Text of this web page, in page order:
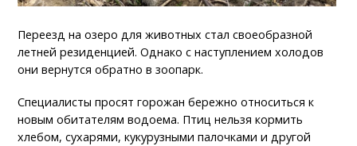
Переезд на озеро для животных стал своеобразной
летней резиденцией. Однако с наступлением холодов
они вернутся обратно в зоопарк.
Специалисты просят горожан бережно относиться к
новым обитателям водоема. Птиц нельзя кормить
хлебом, сухарями, кукурузными палочками и другой